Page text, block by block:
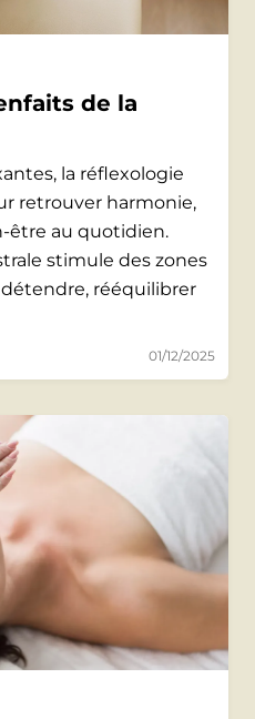
de la
la réflexologie
retrouver harmonie,
être au quotidien.
stimule des zones
rééquilibrer
01/12/2025